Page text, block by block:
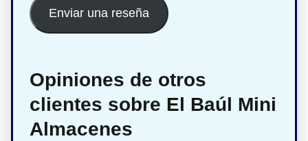
Enviar una reseña
Opiniones de otros
clientes sobre El Baúl Mini
Almacenes